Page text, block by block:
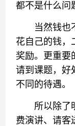
都不是什么问
当然钱也不
花自己的钱，
奖励。更重要
请到课题，好
不同的待遇。
所以除了明
费演讲、请客